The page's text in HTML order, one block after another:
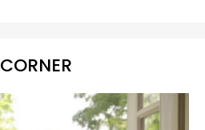
CORNER